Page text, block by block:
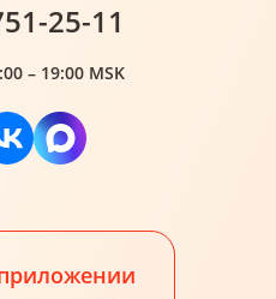
25-11
– 19:00 MSK